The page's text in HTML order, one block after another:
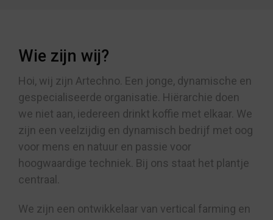
Wie zijn wij?
Hoi, wij zijn Artechno. Een jonge, dynamische en
gespecialiseerde organisatie. Hiërarchie doen
we niet aan, iedereen drinkt koffie met elkaar. We
zijn een veelzijdig en dynamisch bedrijf met oog
voor mens en natuur en passie voor
hoogwaardige techniek. Bij ons staat het plantje
centraal.
We zijn een ontwikkelaar van vertical farming en